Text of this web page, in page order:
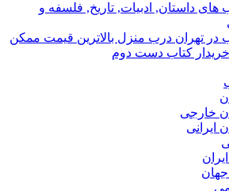
های داستان, ادبیات, تاریخ, فلسفه و
در تهران درب منزل بالاترین قیمت ممکن
خریدار کتاب دست دوم
خارجی
ایرانی
جهان